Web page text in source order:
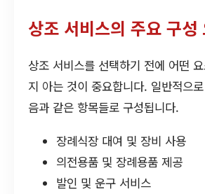
상조 서비스의 주요 구성
상조 서비스를 선택하기 전에 어떤
지 아는 것이 중요합니다. 일반적으
음과 같은 항목들로 구성됩니다.
장례식장 대여 및 장비 사용
의전용품 및 장례용품 제공
발인 및 운구 서비스